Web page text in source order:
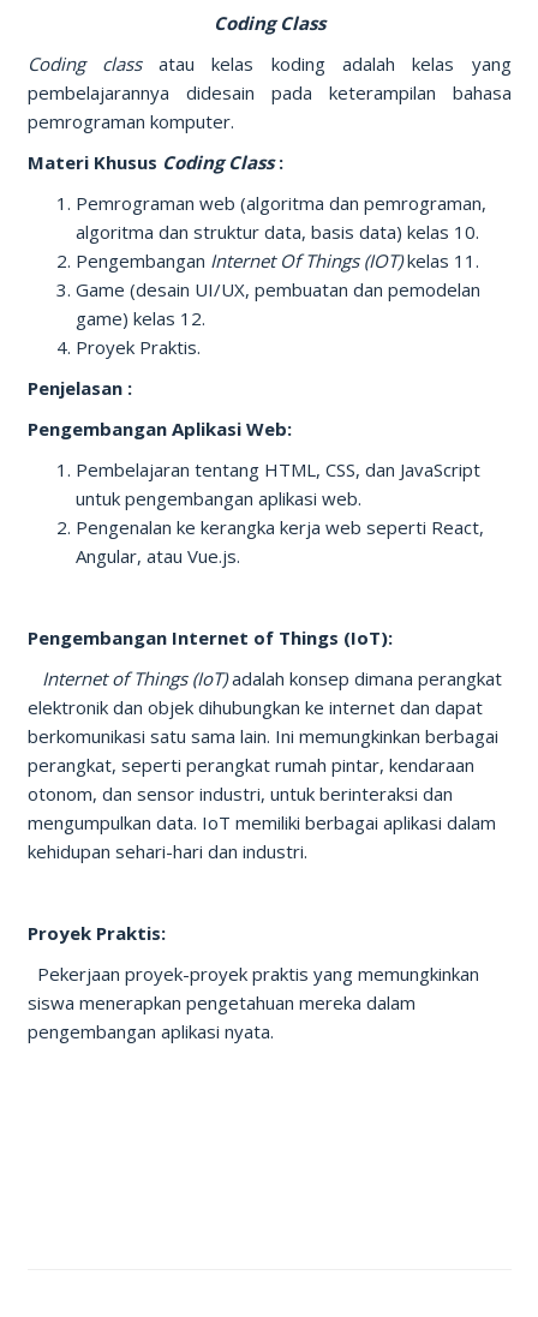
Coding Class
Coding classatau kelas koding adalah kelas yang
pembelajarannya didesain pada keterampilan bahasa
pemrograman komputer.
Materi Khusus Coding Class:
Pemrograman web (algoritma dan pemrograman,
algoritma dan struktur data, basis data) kelas 10.
Pengembangan Internet Of Things (IOT)kelas 11.
Game (desain UI/UX, pembuatan dan pemodelan
game) kelas 12.
Proyek Praktis.
Penjelasan :
Pengembangan Aplikasi Web:
Pembelajaran tentang HTML, CSS, dan JavaScript
untuk pengembangan aplikasi web.
Pengenalan ke kerangka kerja web seperti React,
Angular, atau Vue.js.
Pengembangan Internet of Things (IoT):
Internet of Things (IoT)adalah konsep dimana perangkat
elektronik dan objek dihubungkan ke internet dan dapat
berkomunikasi satu sama lain. Ini memungkinkan berbagai
perangkat, seperti perangkat rumah pintar, kendaraan
otonom, dan sensor industri, untuk berinteraksi dan
mengumpulkan data. IoT memiliki berbagai aplikasi dalam
kehidupan sehari-hari dan industri.
Proyek Praktis:
Pekerjaan proyek-proyek praktis yang memungkinkan
siswa menerapkan pengetahuan mereka dalam
pengembangan aplikasi nyata.